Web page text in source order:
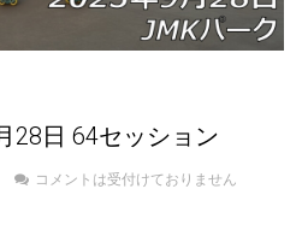
28日 64セッション
コメントは受付けておりません